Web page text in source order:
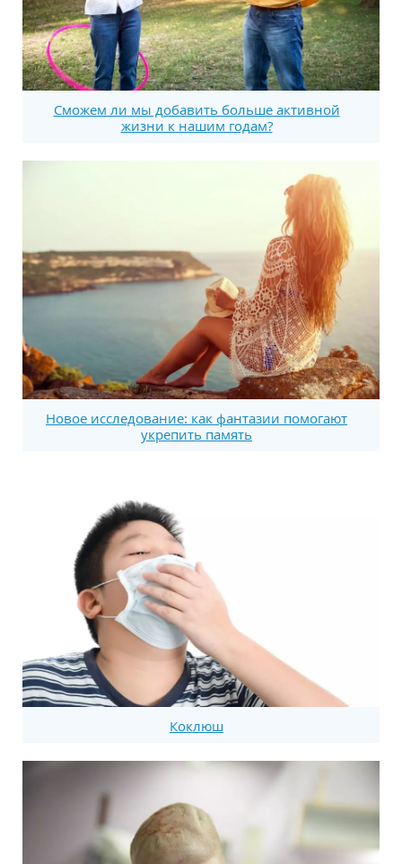
Сможем ли мы добавить больше активной
жизни к нашим годам?
Новое исследование: как фантазии помогают
укрепить память
Коклюш